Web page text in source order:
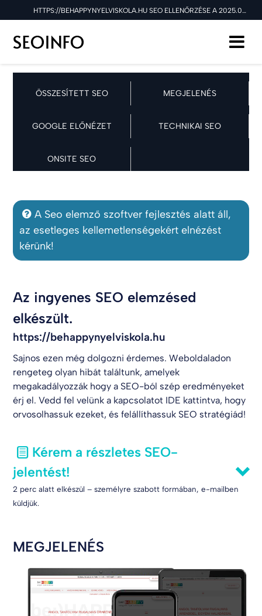
HTTPS://BEHAPPYNYELVISKOLA.HU SEO ELLENŐRZÉSE A 2025.03.25 NAPON
ÖSSZESÍTETT SEO MEGJELENÉS
GOOGLE ELŐNÉZET TECHNIKAI SEO
ONSITE SEO
A Seo elemző szoftver fejlesztés alatt áll,
az esetleges kellemetlenségekért elnézést
kérünk!
Az ingyenes SEO elemzésed
elkészült.
https://behappynyelviskola.hu
Sajnos ezen még dolgozni érdemes. Weboldaladon
rengeteg olyan hibát találtunk, amelyek
megakadályozzák hogy a SEO-ból szép eredményeket
érj el. Vedd fel velünk a kapcsolatot IDE kattintva, hogy
orvosolhassuk ezeket, és felállíthassuk SEO stratégiád!
Kérem a részletes SEO-
jelentést!
2 perc alatt elkészül – személyre szabott formában, e-mailben
küldjük.
MEGJELENÉS